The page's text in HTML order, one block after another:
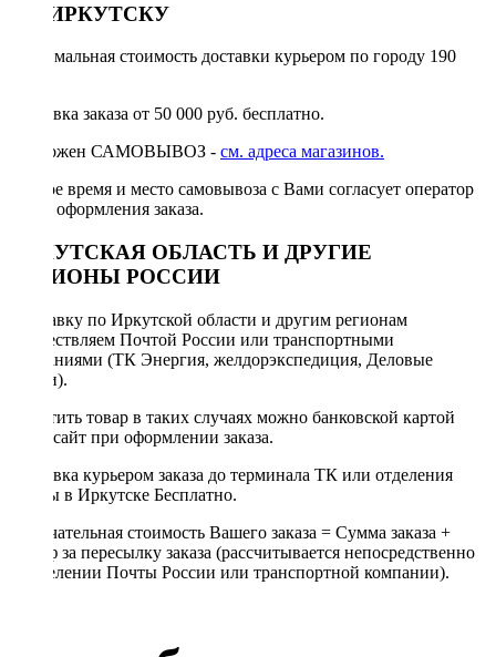
ПО ИРКУТСКУ
Минимальная стоимость доставки курьером по городу 190
Доставка заказа от 50 000 руб. бесплатно.
Возможен САМОВЫВОЗ - см. адреса магазинов.
Точное время и место самовывоза с Вами согласует оператор
после оформления заказа.
ИРКУТСКАЯ ОБЛАСТЬ И ДРУГИЕ
РЕГИОНЫ РОССИИ
Отправку по Иркутской области и другим регионам
осуществляем Почтой России или транспортными
компаниями (ТК Энергия, желдорэкспедиция, Деловые
линии).
Оплатить товар в таких случаях можно банковской картой
через сайт при оформлении заказа.
Доставка курьером заказа до терминала ТК или отделения
Почты в Иркутске Бесплатно.
Окончательная стоимость Вашего заказа = Сумма заказа +
Тариф за пересылку заказа (рассчитывается непосредственно
в отделении Почты России или транспортной компании).